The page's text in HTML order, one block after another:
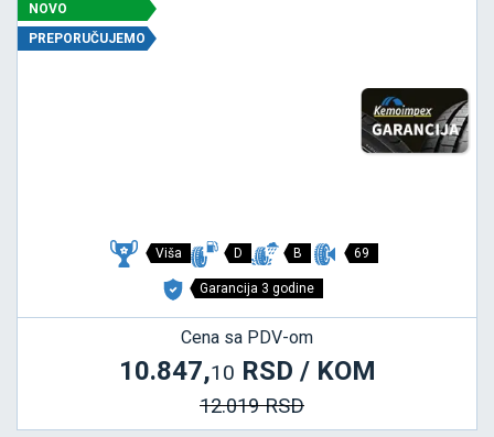
NOVO
PREPORUČUJEMO
Viša D B 69
Garancija 3 godine
Cena sa PDV-om
10.847,10 RSD / KOM
12.019 RSD